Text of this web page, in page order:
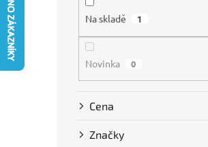
Na skladě 1
Novinka 0
Cena
Značky